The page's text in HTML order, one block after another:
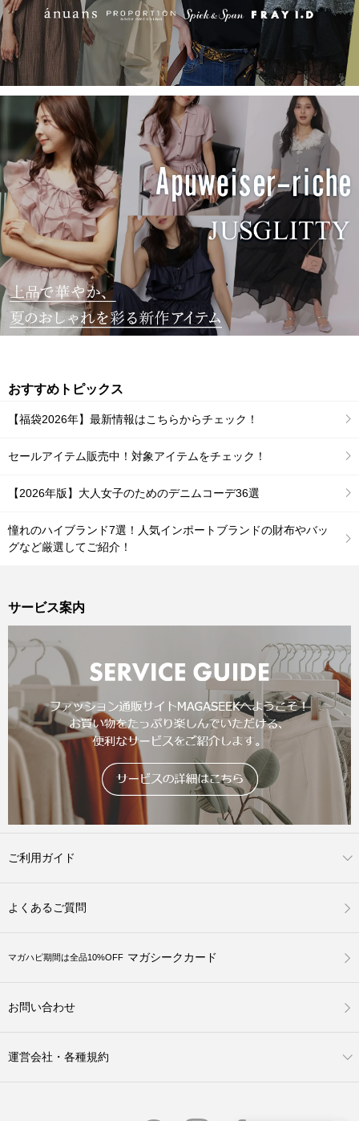
おすすめトピックス
【福袋2026年】最新情報はこちらからチェック！
セールアイテム販売中！対象アイテムをチェック！
【2026年版】大人女子のためのデニムコーデ36選
憧れのハイブランド7選！人気インポートブランドの財布やバッ
グなど厳選してご紹介！
サービス案内
ご利用ガイド
よくあるご質問
マガハピ期間は全品10%OFF マガシークカード
お問い合わせ
運営会社・各種規約